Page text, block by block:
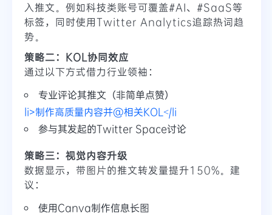
入推文。例如科技类账号可覆盖#AI、#SaaS等
标签，同时使用Twitter Analytics追踪热词趋
势。
策略二：KOL协同效应
通过以下方式借力行业领袖：
专业评论其推文（非简单点赞）
li>制作高质量内容并@相关KOL</li
参与其发起的Twitter Space讨论
策略三：视觉内容升级
数据显示，带图片的推文转发量提升150%。建
议：
使用Canva制作信息长图